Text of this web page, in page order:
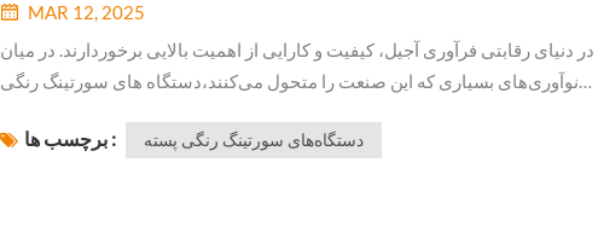
MAR 12, 2025
در دنیای رقابتی فرآوری آجیل، کیفیت و کارایی از اهمیت بالایی برخوردارند. در میان
نوآوری‌های بسیاری که این صنعت را متحول می‌کنند،دستگاه های سورتینگ رنگی
برچسب ها : دستگاه‌های سورتینگ رنگی پسته